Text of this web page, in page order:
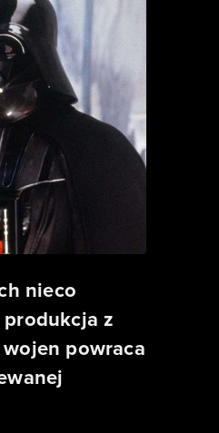
nieco
z
powraca